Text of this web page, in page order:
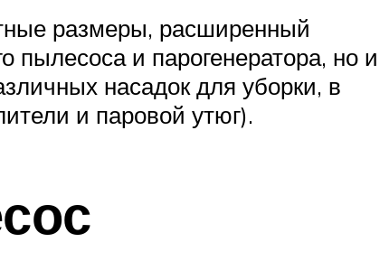
размеры, расширенный
и парогенератора, но и
насадок для уборки, в
и паровой утюг).